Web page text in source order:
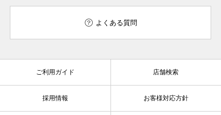
よくある質問
ご利用ガイド 店舗検索
採用情報 お客様対応方針